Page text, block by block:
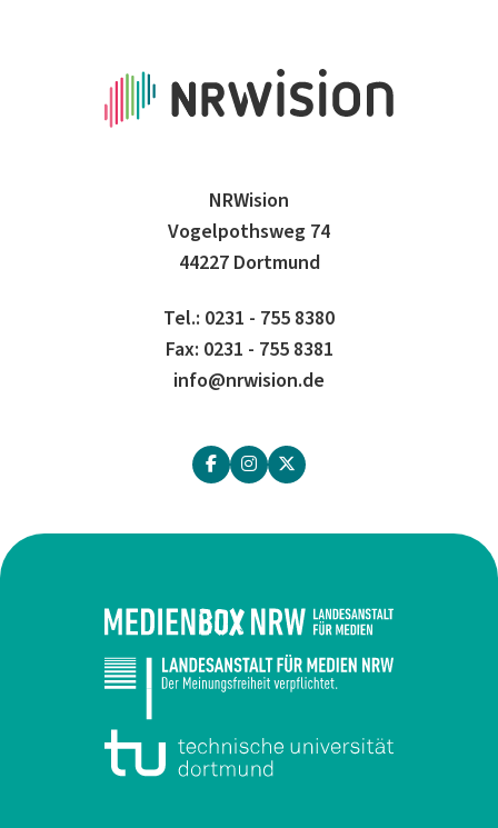
NRWision
Vogelpothsweg 74
44227 Dortmund
Tel.: 0231 - 755 8380
Fax: 0231 - 755 8381
info@nrwision.de